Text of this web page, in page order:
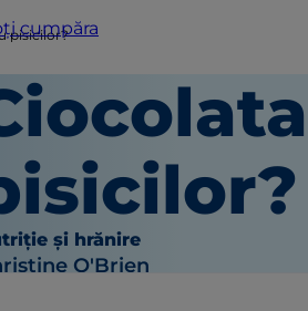
cumpăra
pisicilor?
și hrănire
O'Brien